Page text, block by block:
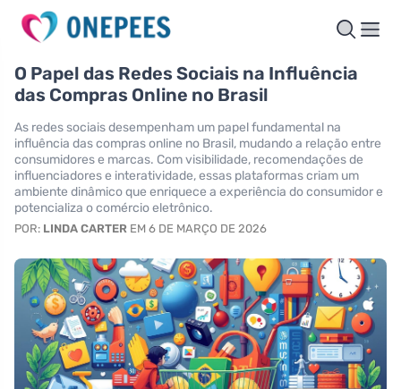
O Papel das Redes Sociais na Influência
das Compras Online no Brasil
As redes sociais desempenham um papel fundamental na
influência das compras online no Brasil, mudando a relação entre
consumidores e marcas. Com visibilidade, recomendações de
influenciadores e interatividade, essas plataformas criam um
ambiente dinâmico que enriquece a experiência do consumidor e
potencializa o comércio eletrônico.
POR: LINDA CARTER EM 6 DE MARÇO DE 2026